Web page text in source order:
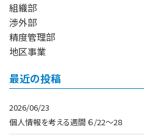
組織部
渉外部
精度管理部
地区事業
最近の投稿
2026/06/23
個人情報を考える週間 ６/22～28